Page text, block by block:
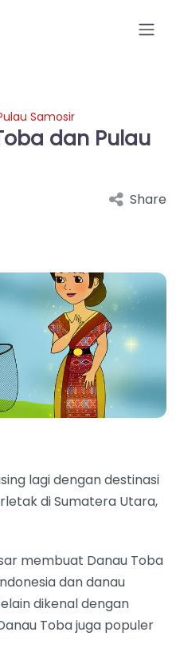
Samosir
dan Pulau
Share
lagi dengan destinasi
di Sumatera Utara,
membuat Danau Toba
dan danau
dikenal dengan
Toba juga populer